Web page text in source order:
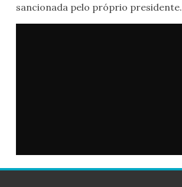
sancionada pelo próprio presidente.